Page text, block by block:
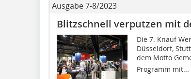
Ausgabe 7-8/2023
Blitzschnell verputzen mit
Die 7. Knauf
Düsseldorf,
dem Motto
Programm mit...